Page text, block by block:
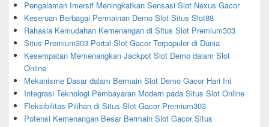
Pengalaman Imersif Meningkatkan Sensasi Slot Nexus Gacor
Keseruan Berbagai Permainan Demo Slot Situs Slot88
Rahasia Kemudahan Kemenangan di Situs Slot Premium303
Situs Premium303 Portal Slot Gacor Terpopuler di Dunia
Kesempatan Memenangkan Jackpot Slot Demo dalam Slot
Online
Mekanisme Dasar dalam Bermain Slot Demo Gacor Hari Ini
Integrasi Teknologi Pembayaran Modern pada Situs Slot Online
Fleksibilitas Pilihan di Situs Slot Gacor Premium303
Potensi Kemenangan Besar Bermain Slot Gacor Situs